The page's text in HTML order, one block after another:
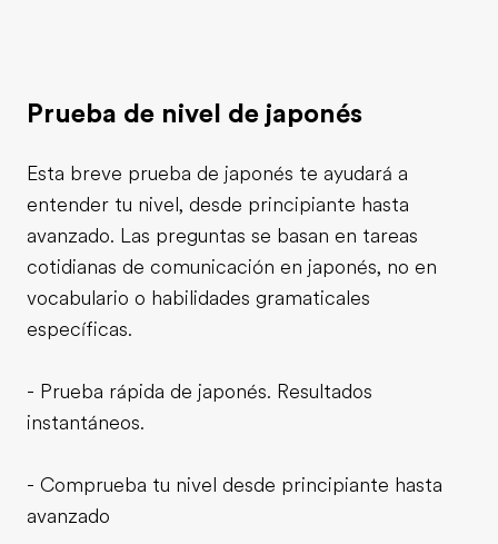
Prueba de nivel de japonés
Esta breve prueba de japonés te ayudará a
entender tu nivel, desde principiante hasta
avanzado. Las preguntas se basan en tareas
cotidianas de comunicación en japonés, no en
vocabulario o habilidades gramaticales
específicas.
- Prueba rápida de japonés. Resultados
instantáneos.
- Comprueba tu nivel desde principiante hasta
avanzado